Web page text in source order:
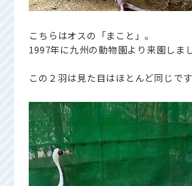
こちらはオスの「まこと」。
1997年に九州の動物園より来園しまし
この２羽は見た目はほとんど同じです